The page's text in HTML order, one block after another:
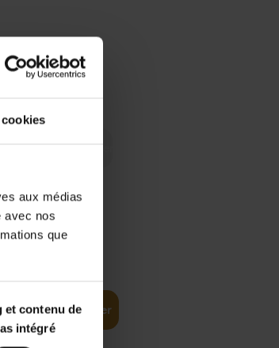
aux médias
avec nos
que
et contenu de
intégré
29,99
Ajouter au panier